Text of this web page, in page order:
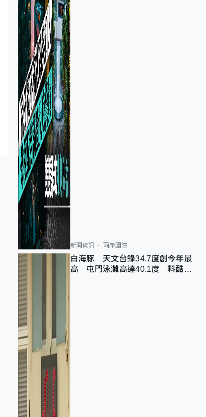
新聞資訊 兩岸國際
白海豚｜天文台錄34.7度創今年最
高 屯門泳灘高達40.1度 料酷熱